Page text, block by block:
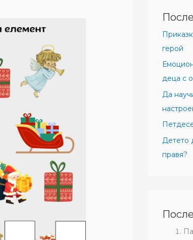
герой
деца с
Да
Детето
правя?